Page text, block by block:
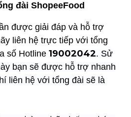
đài ShopeeFood
được giải đáp và hỗ trợ
liên hệ trực tiếp với tổng
số Hotline 19002042. Sử
bạn sẽ được hỗ trợ nhanh
liên hệ với tổng đài sẽ là